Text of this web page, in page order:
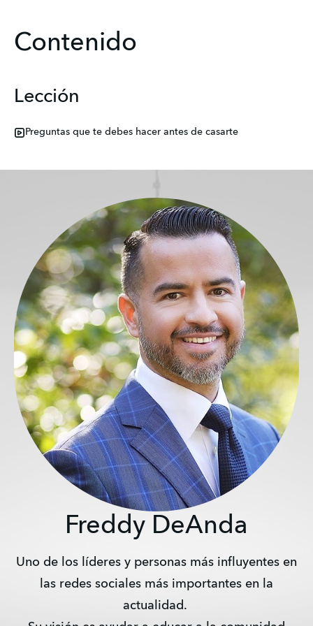
Contenido
Lección
Preguntas que te debes hacer antes de casarte
Freddy DeAnda
Uno de los líderes y personas más influyentes en
las redes sociales más importantes en la
actualidad.